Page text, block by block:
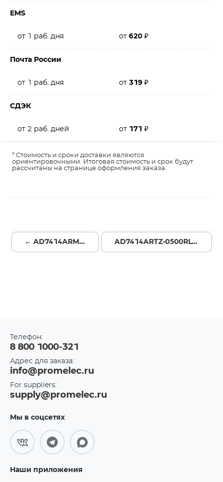
EMS
от 1 раб. дня от 620 ₽
Почта России
от 1 раб. дня от 319 ₽
СДЭК
от 2 раб. дней от 171 ₽
* Стоимость и сроки доставки являются
ориентировочными. Итоговая стоимость и срок будут
рассчитаны на странице оформления заказа.
← AD7414ARMZ-0 AD7414ARTZ-0500RL7 →
Телефон:
8 800 1000-321
Адрес для заказа:
info@promelec.ru
For suppliers:
supply@promelec.ru
Мы в соцсетях
Наши приложения